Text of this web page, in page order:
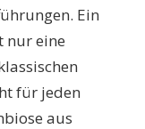
Ein
nur eine
für jeden
aus